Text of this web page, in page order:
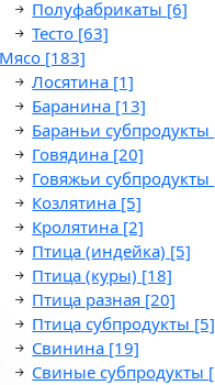
Полуфабрикаты [6]
Тесто [63]
Мясо [183]
Лосятина [1]
Баранина [13]
Бараньи субпродукты
Говядина [20]
Говяжьи субпродукты
Козлятина [5]
Кролятина [2]
Птица (индейка) [5]
Птица (куры) [18]
Птица разная [20]
Птица субпродукты [5]
Свинина [19]
Свиные субпродукты